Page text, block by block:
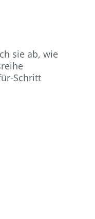
sie ab, wie
Schritt